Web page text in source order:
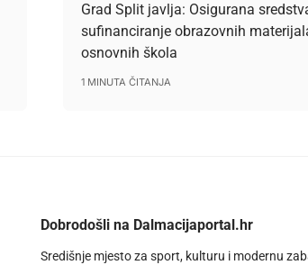
Grad Split javlja: Osigurana
sufinanciranje obrazovnih
osnovnih škola
1 MINUTA ČITANJA
Dobrodošli na Dalmacijaportal.hr
Središnje mjesto za sport, kulturu i modernu